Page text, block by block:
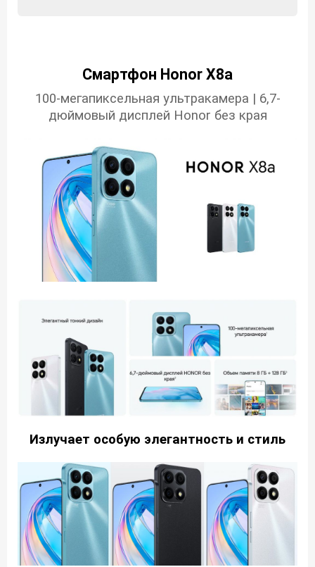
Смартфон Honor X8a
100-мегапиксельная ультракамера | 6,7-
дюймовый дисплей Honor без края
Излучает особую элегантность и стиль